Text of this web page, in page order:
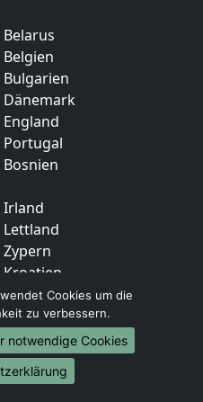
Dänemark
Portugal
Irland
Kroatien
Estland
Finnland
Frankreich
Griechenland
Italien
Cookies um die
zu verbessern.
notwendige Cookies